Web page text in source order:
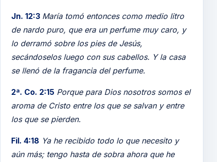
Jn. 12:3 María tomó entonces como medio litro
de nardo puro, que era un perfume muy caro, y
lo derramó sobre los pies de Jesús,
secándoselos luego con sus cabellos. Y la casa
se llenó de la fragancia del perfume.
2ª. Co. 2:15 Porque para Dios nosotros somos el
aroma de Cristo entre los que se salvan y entre
los que se pierden.
Fil. 4:18 Ya he recibido todo lo que necesito y
aún más; tengo hasta de sobra ahora que he